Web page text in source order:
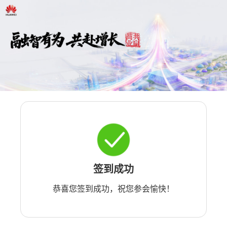
签到成功
恭喜您签到成功，祝您参会愉快！